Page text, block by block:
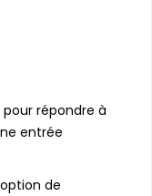
répondre à
entrée
de